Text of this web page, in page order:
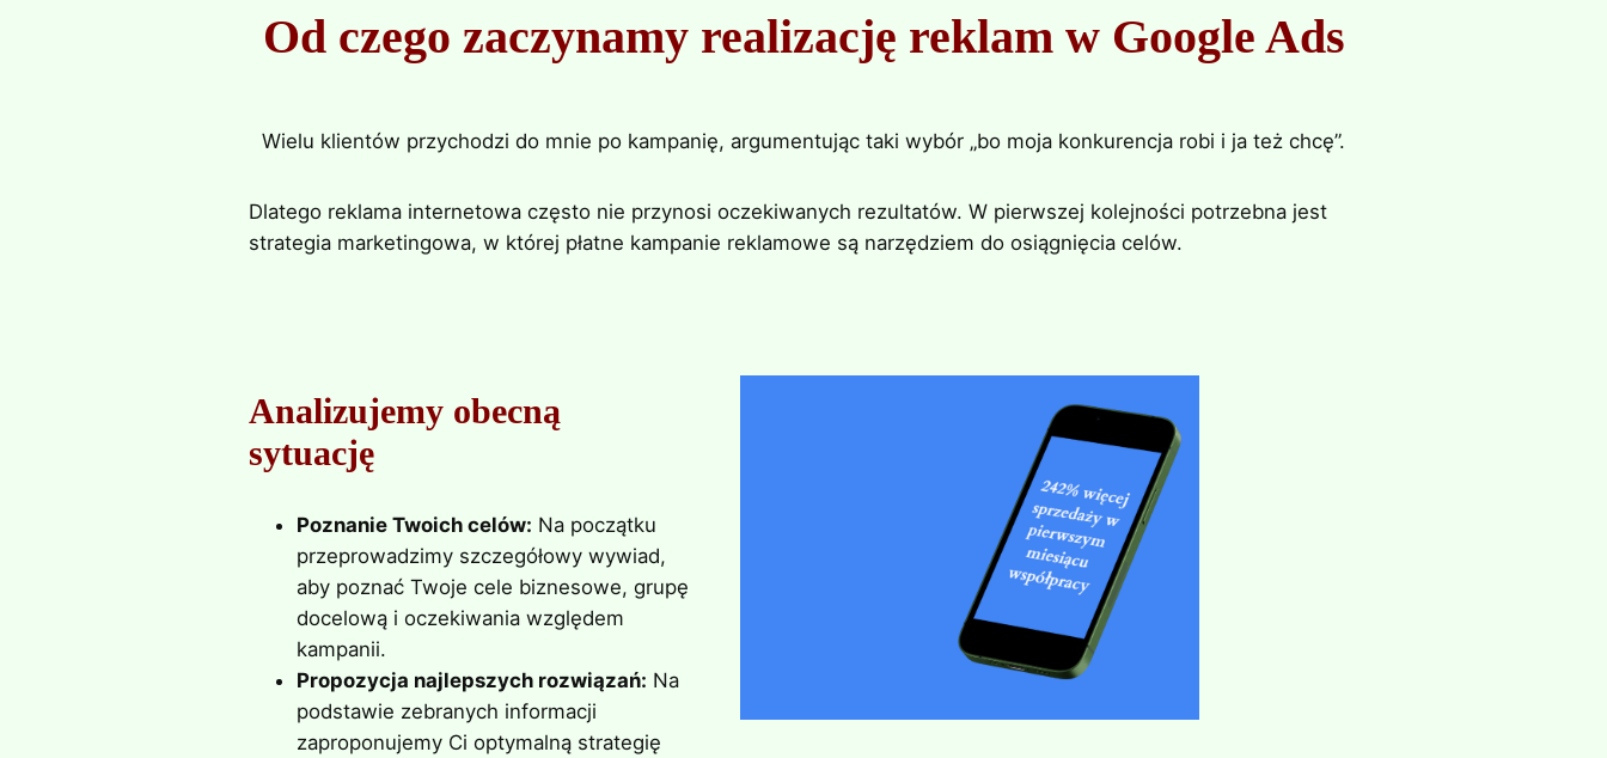
Od czego zaczynamy realizację reklam w Google Ads
Wielu klientów przychodzi do mnie po kampanię, argumentując taki wybór „bo moja konkurencja robi i ja też chcę”.
Dlatego reklama internetowa często nie przynosi oczekiwanych rezultatów. W pierwszej kolejności potrzebna jest
strategia marketingowa, w której płatne kampanie reklamowe są narzędziem do osiągnięcia celów.
Analizujemy obecną
sytuację
Poznanie Twoich celów: Na początku
przeprowadzimy szczegółowy wywiad,
aby poznać Twoje cele biznesowe, grupę
docelową i oczekiwania względem
kampanii.
Propozycja najlepszych rozwiązań: Na
podstawie zebranych informacji
zaproponujemy Ci optymalną strategię